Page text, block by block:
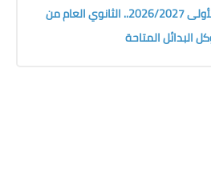
تنسيق قنا المرحلة الأولى 2026/2027.. الثانوي العام من